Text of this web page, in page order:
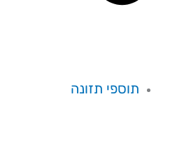
תוספי תזונה